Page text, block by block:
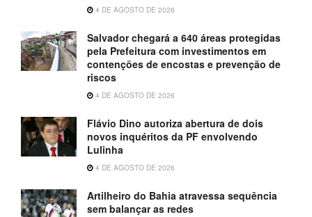
4 DE AGOSTO DE 2026
Salvador chegará a 640 áreas protegidas
pela Prefeitura com investimentos em
contenções de encostas e prevenção de
riscos
4 DE AGOSTO DE 2026
Flávio Dino autoriza abertura de dois
novos inquéritos da PF envolvendo
Lulinha
4 DE AGOSTO DE 2026
Artilheiro do Bahia atravessa sequência
sem balançar as redes